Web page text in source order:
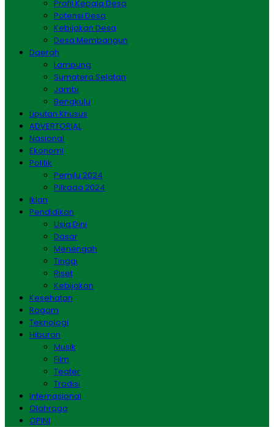
Profil Kepala Desa
Potensi Desa
Kebijakan Desa
Desa Membangun
Daerah
Lampung
Sumatera Selatan
Jambi
Bengkulu
Liputan Khusus
ADVERTORIAL
Nasional
Ekonomi
Politik
Pemilu 2024
Pilkada 2024
Iklan
Pendidikan
Usia Dini
Dasar
Menengah
Tinggi
Riset
Kebijakan
Kesehatan
Ragam
Teknologi
Hiburan
Musik
Film
Teater
Tradisi
Internasional
Olahraga
OPINI